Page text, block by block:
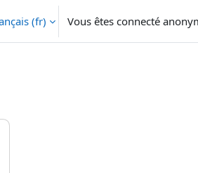
‎(fr)‎ Vous êtes connecté